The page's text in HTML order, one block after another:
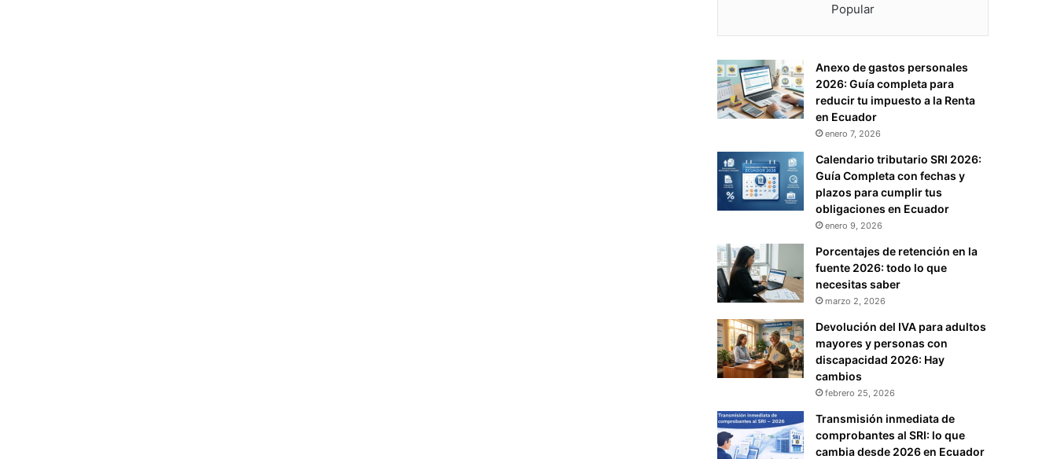
Popular
Anexo de gastos personales
2026: Guía completa para
reducir tu impuesto a la Renta
en Ecuador
enero 7, 2026
Calendario tributario SRI 2026:
Guía Completa con fechas y
plazos para cumplir tus
obligaciones en Ecuador
enero 9, 2026
Porcentajes de retención en la
fuente 2026: todo lo que
necesitas saber
marzo 2, 2026
Devolución del IVA para adultos
mayores y personas con
discapacidad 2026: Hay
cambios
febrero 25, 2026
Transmisión inmediata de
comprobantes al SRI: lo que
cambia desde 2026 en Ecuador